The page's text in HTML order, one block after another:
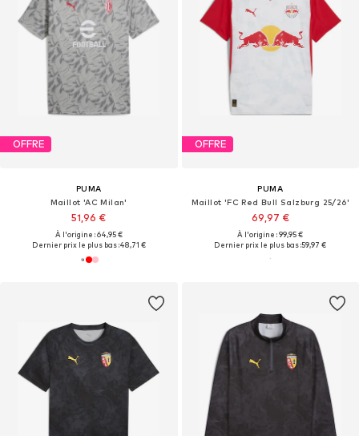
OFFRE
PUMA
Maillot 'AC Milan'
51,96 €
À l'origine : 64,95 €
Dernier prix le plus bas :48,71 €
OFFRE
PUMA
Maillot 'FC Red Bull Salzburg 25/26'
69,97 €
À l'origine : 99,95 €
Dernier prix le plus bas :59,97 €